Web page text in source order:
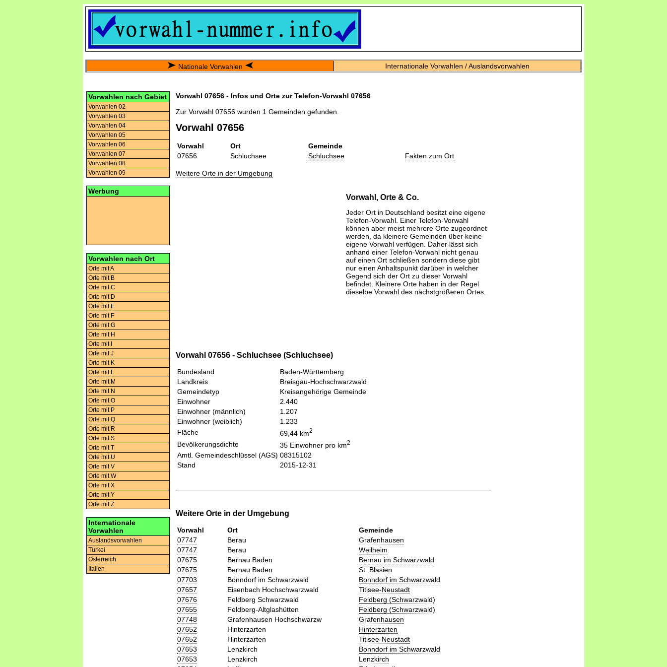
Nationale Vorwahlen Internationale Vorwahlen / Auslandsvorwahlen
Vorwahlen nach Gebiet
Vorwahlen 02
Vorwahlen 03
Vorwahlen 04
Vorwahlen 05
Vorwahlen 06
Vorwahlen 07
Vorwahlen 08
Vorwahlen 09
Werbung
Vorwahlen nach Ort
Orte mit A
Orte mit B
Orte mit C
Orte mit D
Orte mit E
Orte mit F
Orte mit G
Orte mit H
Orte mit I
Orte mit J
Orte mit K
Orte mit L
Orte mit M
Orte mit N
Orte mit O
Orte mit P
Orte mit Q
Orte mit R
Orte mit S
Orte mit T
Orte mit U
Orte mit V
Orte mit W
Orte mit X
Orte mit Y
Orte mit Z
Internationale
Vorwahlen
Auslandsvorwahlen
Türkei
Österreich
Italien
Vorwahl 07656 - Infos und Orte zur Telefon-Vorwahl 07656
Zur Vorwahl 07656 wurden 1 Gemeinden gefunden.
Vorwahl 07656
Vorwahl Ort
Gemeinde
07656
Schluchsee Schluchsee Fakten zum Ort
Weitere Orte in der Umgebung
Vorwahl, Orte & Co.
Jeder Ort in Deutschland besitzt eine eigene
Telefon-Vorwahl. Einer Telefon-Vorwahl
können aber meist mehrere Orte zugeordnet
werden, da kleinere Gemeinden über keine
eigene Vorwahl verfügen. Daher lässt sich
anhand einer Telefon-Vorwahl nicht genau
auf einen Ort schließen sondern diese gibt
nur einen Anhaltspunkt darüber in welcher
Gegend sich der Ort zu dieser Vorwahl
befindet. Kleinere Orte haben in der Regel
dieselbe Vorwahl des nächstgrößeren Ortes.
Vorwahl 07656 - Schluchsee (Schluchsee)
Bundesland
Baden-Württemberg
Landkreis
Breisgau-Hochschwarzwald
Gemeindetyp
Kreisangehörige Gemeinde
Einwohner
2.440
Einwohner (männlich)
1.207
Einwohner (weiblich)
1.233
Fläche
69,44 km2
Bevölkerungsdichte 35 Einwohner pro km2
Amtl. Gemeindeschlüssel (AGS) 08315102
Stand
2015-12-31
Weitere Orte in der Umgebung
Vorwahl Ort
Gemeinde
07747
Berau
Grafenhausen
07747
Berau
Weilheim
07675
Bernau Baden
Bernau im Schwarzwald
07675
Bernau Baden
St. Blasien
07703
Bonndorf im Schwarzwald
Bonndorf im Schwarzwald
07657
Eisenbach Hochschwarzwald
Titisee-Neustadt
07676
Feldberg Schwarzwald
Feldberg (Schwarzwald)
07655
Feldberg-Altglashütten
Feldberg (Schwarzwald)
07748
Grafenhausen Hochschwarzw
Grafenhausen
07652
Hinterzarten
Hinterzarten
07652
Hinterzarten
Titisee-Neustadt
07653
Lenzkirch
Bonndorf im Schwarzwald
07653
Lenzkirch
Lenzkirch